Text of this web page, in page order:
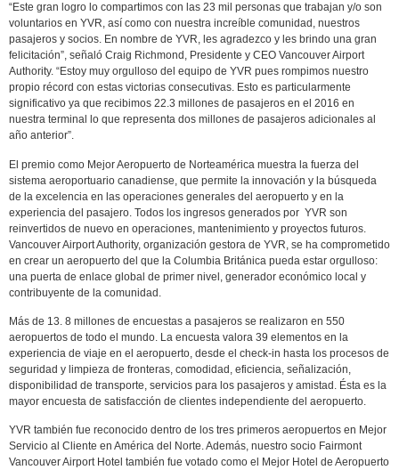
“Este gran logro lo compartimos con las 23 mil personas que trabajan y/o son
voluntarios en YVR, así como con nuestra increíble comunidad, nuestros
pasajeros y socios. En nombre de YVR, les agradezco y les brindo una gran
felicitación”, señaló Craig Richmond, Presidente y CEO Vancouver Airport
Authority. “Estoy muy orgulloso del equipo de YVR pues rompimos nuestro
propio récord con estas victorias consecutivas. Esto es particularmente
significativo ya que recibimos 22.3 millones de pasajeros en el 2016 en
nuestra terminal lo que representa dos millones de pasajeros adicionales al
año anterior”.
El premio como Mejor Aeropuerto de Norteamérica muestra la fuerza del
sistema aeroportuario canadiense, que permite la innovación y la búsqueda
de la excelencia en las operaciones generales del aeropuerto y en la
experiencia del pasajero. Todos los ingresos generados por YVR son
reinvertidos de nuevo en operaciones, mantenimiento y proyectos futuros.
Vancouver Airport Authority, organización gestora de YVR, se ha comprometido
en crear un aeropuerto del que la Columbia Británica pueda estar orgulloso:
una puerta de enlace global de primer nivel, generador económico local y
contribuyente de la comunidad.
Más de 13. 8 millones de encuestas a pasajeros se realizaron en 550
aeropuertos de todo el mundo. La encuesta valora 39 elementos en la
experiencia de viaje en el aeropuerto, desde el check-in hasta los procesos de
seguridad y limpieza de fronteras, comodidad, eficiencia, señalización,
disponibilidad de transporte, servicios para los pasajeros y amistad. Ésta es la
mayor encuesta de satisfacción de clientes independiente del aeropuerto.
YVR también fue reconocido dentro de los tres primeros aeropuertos en Mejor
Servicio al Cliente en América del Norte. Además, nuestro socio Fairmont
Vancouver Airport Hotel también fue votado como el Mejor Hotel de Aeropuerto